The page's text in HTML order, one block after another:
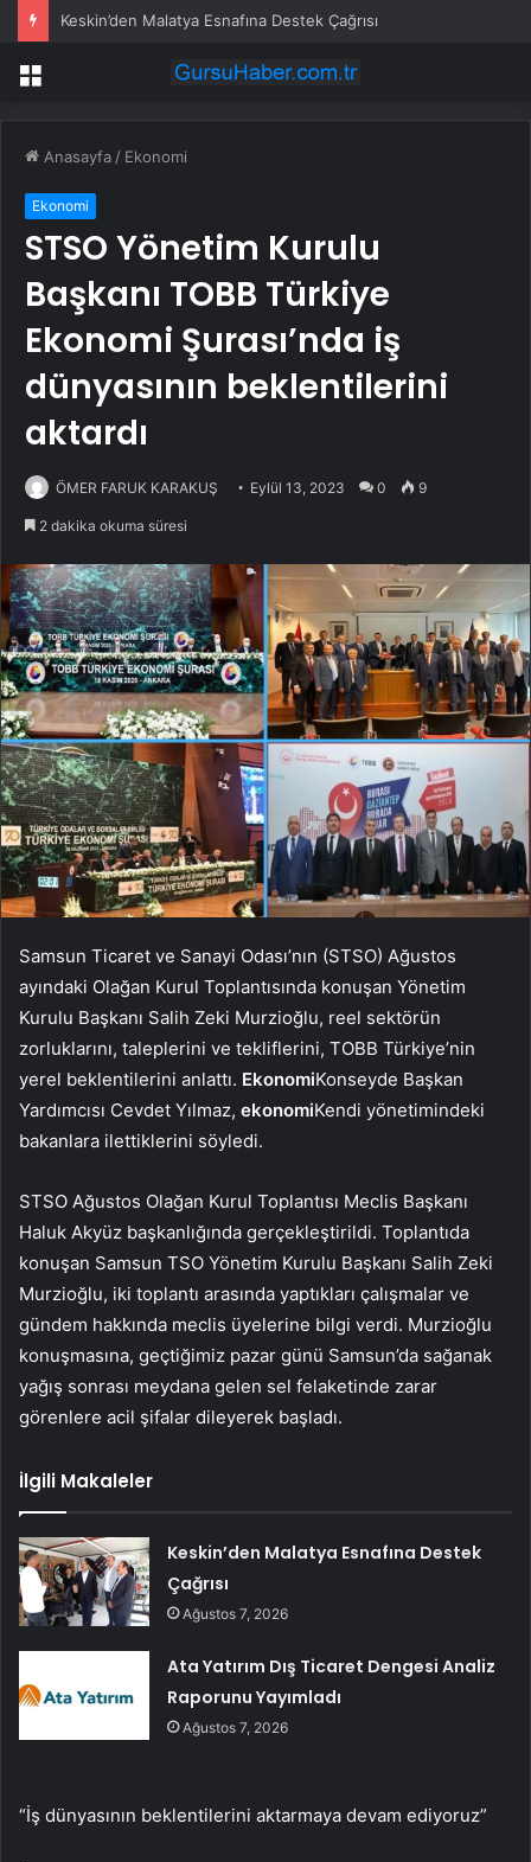
Keskin’den Malatya Esnafına Destek Çağrısı
Menü
Anasayfa / Ekonomi
Ekonomi
STSO Yönetim Kurulu
Başkanı TOBB Türkiye
Ekonomi Şurası’nda iş
dünyasının beklentilerini
aktardı
ÖMER FARUK KARAKUŞ Eylül 13, 2023 0 9
2 dakika okuma süresi
Samsun Ticaret ve Sanayi Odası’nın (STSO) Ağustos
ayındaki Olağan Kurul Toplantısında konuşan Yönetim
Kurulu Başkanı Salih Zeki Murzioğlu, reel sektörün
zorluklarını, taleplerini ve tekliflerini, TOBB Türkiye’nin
yerel beklentilerini anlattı. EkonomiKonseyde Başkan
Yardımcısı Cevdet Yılmaz, ekonomiKendi yönetimindeki
bakanlara ilettiklerini söyledi.
STSO Ağustos Olağan Kurul Toplantısı Meclis Başkanı
Haluk Akyüz başkanlığında gerçekleştirildi. Toplantıda
konuşan Samsun TSO Yönetim Kurulu Başkanı Salih Zeki
Murzioğlu, iki toplantı arasında yaptıkları çalışmalar ve
gündem hakkında meclis üyelerine bilgi verdi. Murzioğlu
konuşmasına, geçtiğimiz pazar günü Samsun’da sağanak
yağış sonrası meydana gelen sel felaketinde zarar
görenlere acil şifalar dileyerek başladı.
İlgili Makaleler
Keskin’den Malatya Esnafına Destek
Çağrısı
Ağustos 7, 2026
Ata Yatırım Dış Ticaret Dengesi Analiz
Raporunu Yayımladı
Ağustos 7, 2026
“İş dünyasının beklentilerini aktarmaya devam ediyoruz”